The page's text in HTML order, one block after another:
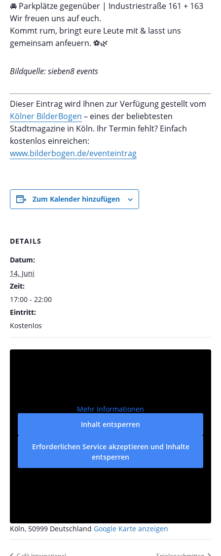
🚘 Parkplätze gegenüber | Industriestraße 161 + 163
Wir freuen uns auf euch.
Kommt rum, bringt eure Leute mit & lasst uns
gemeinsam anfeuern. ⚽🌿
Bildquelle: sieben8 events
Dieser Eintrag wird Ihnen zur Verfügung gestellt vom
Kölner BilderBogen – eines der beliebtesten
Stadtmagazine in Köln. Ihr Termin fehlt? Einfach
kostenlos einreichen:
www.bilderbogen.de/eventeintrag
Zum Kalender hinzufügen
DETAILS
Datum:
14. Juni
Zeit:
17:00 - 22:00
Eintritt:
Kostenlos
Köln, 50999 Deutschland Google Karte anzeigen
Mehr Informationen
Inhalt entsperren
Erforderlichen Service akzeptieren und Inhalte
entsperren